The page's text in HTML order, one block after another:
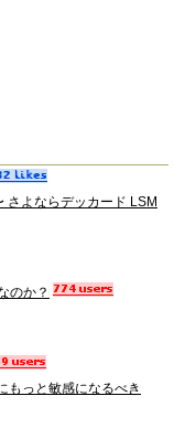
さよならデッカード LSM
のか？
もっと敏感になるべき